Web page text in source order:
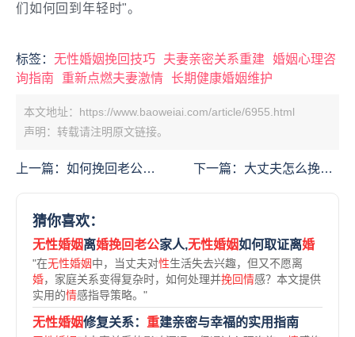
们如何回到年轻时"。
标签： 无性婚姻挽回技巧 夫妻亲密关系重建
婚姻心理咨
询指南
重新点燃夫妻激情 长期健康婚姻维护
本文地址：https://www.baoweiai.com/article/6955.html
声明：转载请注明原文链接。
上一篇： 如何挽回老公周
下一篇： 大丈夫怎么挽回
猜你喜欢：
无性婚姻离婚挽回老公家人,无性婚姻如何取证离婚
"在无性婚姻中，当丈夫对性生活失去兴趣，但又不愿离
婚，家庭关系变得复杂时，如何处理并挽回情感？本文提供
实用的情感指导策略。"
无性婚姻修复关系： 重建亲密与幸福的实用指南